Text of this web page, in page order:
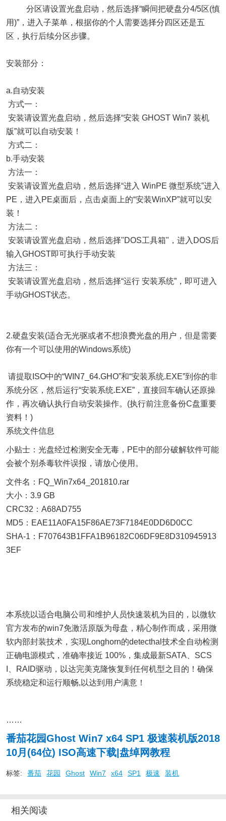
分区请设置光盘启动，然后选择“瞬间把硬盘分4/5区(慎
用)”，进入子菜单，根据你的个人需要选择分四区还是五
区，执行后续分区步骤。
安装部分：
a.自动安装
方式一：
安装请设置光盘启动，然后选择“安装 GHOST Win7 装机
版”就可以自动安装！
方式二：
b.手动安装
方法一：
安装请设置光盘启动，然后选择“进入 WinPE 微型系统”进入
PE，进入PE桌面后，点击桌面上的“安装WinXP”就可以安
装！
方法二：
安装请设置光盘启动，然后选择"DOS工具箱"，进入DOS后
输入GHOST即可执行手动安装
方法三：
安装请设置光盘启动，然后选择“运行 安装系统”，即可进入
手动GHOST状态。
2.硬盘安装(适合无光驱或者不想浪费光盘的用户，但是需要
你有一个可以使用的Windows系统)
请提取ISO中的“WIN7_64.GHO”和“安装系统.EXE”到你的非
系统分区，然后运行“安装系统.EXE”，直接回车确认还原操
作，再次确认执行自动安装操作。(执行前注意备份C盘重要
资料！)
系统文件信息
小贴士：光盘经过检测安全无毒，PE中的部分破解软件可能
会被个别杀毒软件误报，请放心使用。
文件名：FQ_Win7x64_201810.rar
大小：3.9 GB
CRC32：A68AD755
MD5：EAE11A0FA15F86AE73F7184E0DD6D0CC
SHA-1：F707643B1FFA1B96182C06DF9E8D310945913
3EF
本系统以适合电脑公司和维护人员快速装机为目的，以微软
官方发布的win7免激活原版为母盘，精心制作而成，采用微
软内部封装技术，实现Longhorn的detecthal技术全自动检测
正确电源模式，准确率接近 100%，集成最新SATA、SCS
I、RAID驱动，以达完美克隆恢复到任何机型之目的！确保
系统稳定和运行顺畅,以达到用户满意！
……
番茄花园Ghost Win7 x64 SP1 极速装机版2018
10月(64位) ISO高速下载|盘绰网教程
标签: 番茄 花园 Ghost Win7 x64 SP1 极速 装机
相关阅读